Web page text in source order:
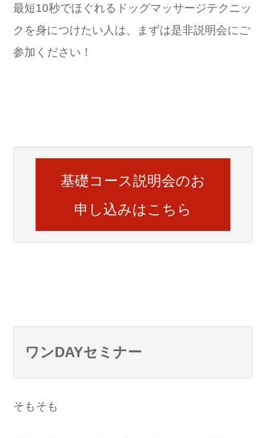
最短10秒でほぐれるドッグマッサージテクニッ
クを身につけたい人は、まずは是非説明会にご
参加ください！
基礎コース説明会のお
申し込みはこちら
ワンDAYセミナー
そもそも